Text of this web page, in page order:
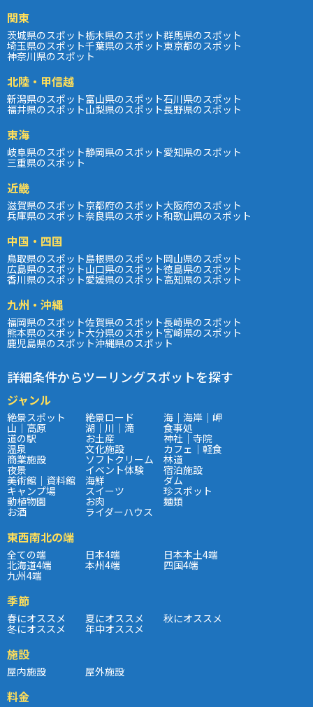
関東
茨城県のスポット栃木県のスポット群馬県のスポット
埼玉県のスポット千葉県のスポット東京都のスポット
神奈川県のスポット
北陸・甲信越
新潟県のスポット富山県のスポット石川県のスポット
福井県のスポット山梨県のスポット長野県のスポット
東海
岐阜県のスポット静岡県のスポット愛知県のスポット
三重県のスポット
近畿
滋賀県のスポット京都府のスポット大阪府のスポット
兵庫県のスポット奈良県のスポット和歌山県のスポット
中国・四国
鳥取県のスポット島根県のスポット岡山県のスポット
広島県のスポット山口県のスポット徳島県のスポット
香川県のスポット愛媛県のスポット高知県のスポット
九州・沖縄
福岡県のスポット佐賀県のスポット長崎県のスポット
熊本県のスポット大分県のスポット宮崎県のスポット
鹿児島県のスポット沖縄県のスポット
詳細条件からツーリングスポットを探す
ジャンル
絶景スポット 絶景ロード 海｜海岸｜岬
山｜高原 湖｜川｜滝 食事処
道の駅 お土産 神社｜寺院
温泉 文化施設 カフェ｜軽食
商業施設 ソフトクリーム 林道
夜景 イベント体験 宿泊施設
美術館｜資料館 海鮮 ダム
キャンプ場 スイーツ 珍スポット
動植物園 お肉 麺類
お酒 ライダーハウス
東西南北の端
全ての端 日本4端 日本本土4端
北海道4端 本州4端 四国4端
九州4端
季節
春にオススメ 夏にオススメ 秋にオススメ
冬にオススメ 年中オススメ
施設
屋内施設 屋外施設
料金